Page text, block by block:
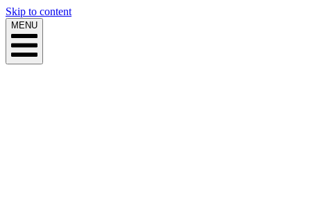
Skip to content
MENU